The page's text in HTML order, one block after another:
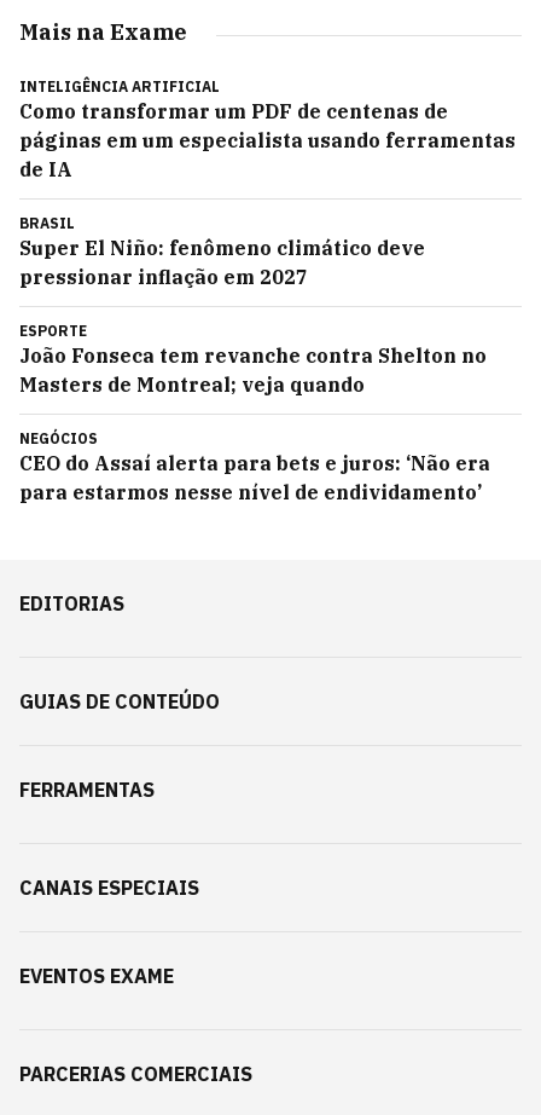
Mais na Exame
INTELIGÊNCIA ARTIFICIAL
Como transformar um PDF de centenas de
páginas em um especialista usando ferramentas
de IA
BRASIL
Super El Niño: fenômeno climático deve
pressionar inflação em 2027
ESPORTE
João Fonseca tem revanche contra Shelton no
Masters de Montreal; veja quando
NEGÓCIOS
CEO do Assaí alerta para bets e juros: ‘Não era
para estarmos nesse nível de endividamento’
EDITORIAS
GUIAS DE CONTEÚDO
FERRAMENTAS
CANAIS ESPECIAIS
EVENTOS EXAME
PARCERIAS COMERCIAIS